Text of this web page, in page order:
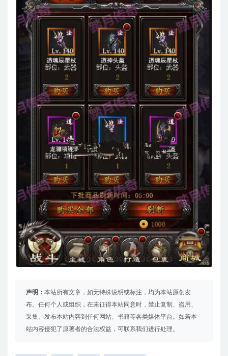
声明： 本站所有文章，如无特殊说明或标注，均为本站原创发
布。任何个人或组织，在未征得本站同意时，禁止复制、盗用、
采集、发布本站内容到任何网站、书籍等各类媒体平台。如若本
站内容侵犯了原著者的合法权益，可联系我们进行处理。